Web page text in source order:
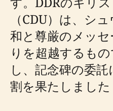
（CDU）は、シ
和と尊厳のメッ
りを超越するも
し、記念碑の委
割を果たしました